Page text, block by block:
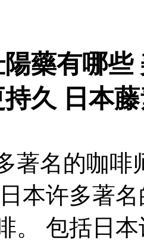
陽藥有哪
久 日本
著名的咖啡
本许多著
。 包括日